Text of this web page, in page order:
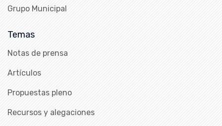
Grupo Municipal
Temas
Notas de prensa
Artículos
Propuestas pleno
Recursos y alegaciones